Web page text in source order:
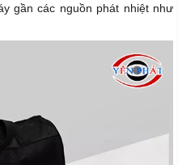
gần các nguồn phát nhiệt như